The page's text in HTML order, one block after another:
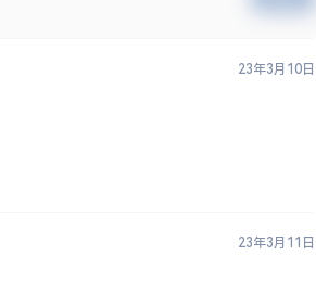
23年3月10日
23年3月11日